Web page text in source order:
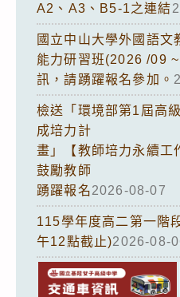
A2、A3、B5-1之連結
國立中山大學外國語
能力研習班(2026 /09
訊，請踴躍報名參加。
檢送「環境部第1屆高
成培力計
畫」【教師培力永續工
鼓勵教師
踴躍報名2026-08-07
115學年度高二第一階
午12點截止)2026-08-